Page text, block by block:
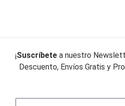
¡Suscríbete a nuestro
Descuento, Envíos Gratis y